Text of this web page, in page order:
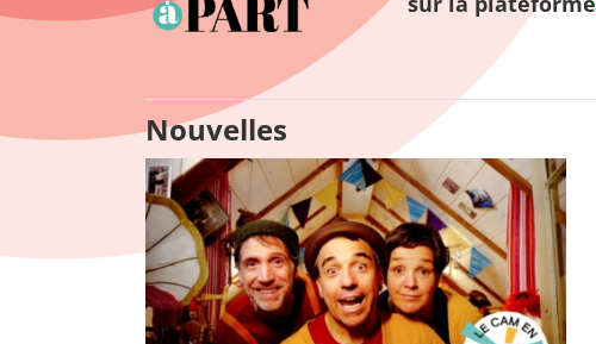
Nouvelles
« J’m’en viens chez vous! » sélectionné pour la
43e édition du CAM en tournée